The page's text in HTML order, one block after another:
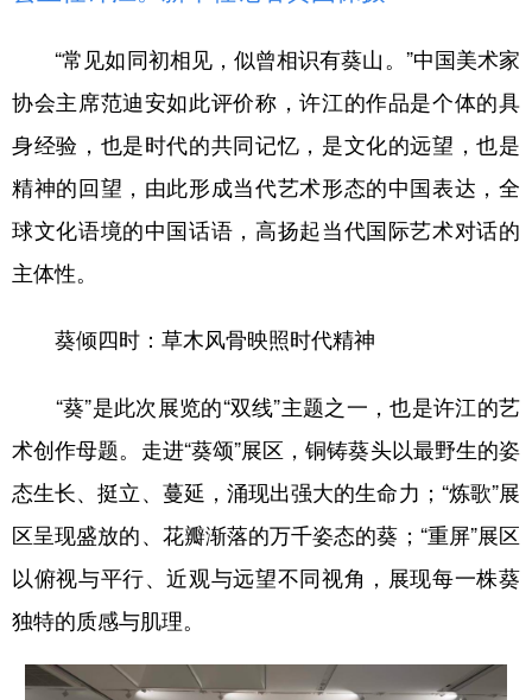
“常见如同初相见，似曾相识有葵山。”中国美术家
协会主席范迪安如此评价称，许江的作品是个体的具
身经验，也是时代的共同记忆，是文化的远望，也是
精神的回望，由此形成当代艺术形态的中国表达，全
球文化语境的中国话语，高扬起当代国际艺术对话的
主体性。
葵倾四时：草木风骨映照时代精神
“葵”是此次展览的“双线”主题之一，也是许江的艺
术创作母题。走进“葵颂”展区，铜铸葵头以最野生的姿
态生长、挺立、蔓延，涌现出强大的生命力；“炼歌”展
区呈现盛放的、花瓣渐落的万千姿态的葵；“重屏”展区
以俯视与平行、近观与远望不同视角，展现每一株葵
独特的质感与肌理。